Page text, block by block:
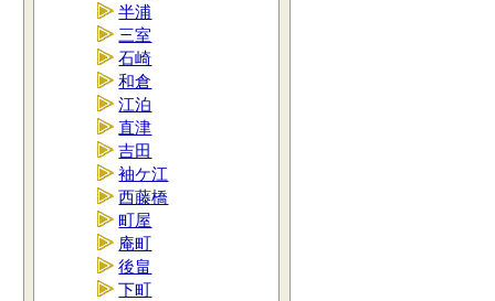
半浦
三室
石崎
和倉
江泊
直津
吉田
袖ケ江
西藤橋
町屋
庵町
後畠
下町